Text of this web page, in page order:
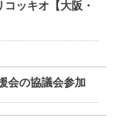
ッキオ【大阪・
会の協議会参加